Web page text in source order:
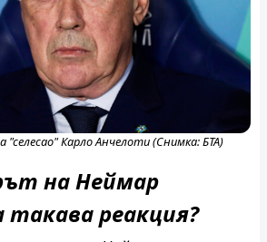
"селесао" Карло Анчелоти (Снимка: БТА)
на Неймар
такава реакция?